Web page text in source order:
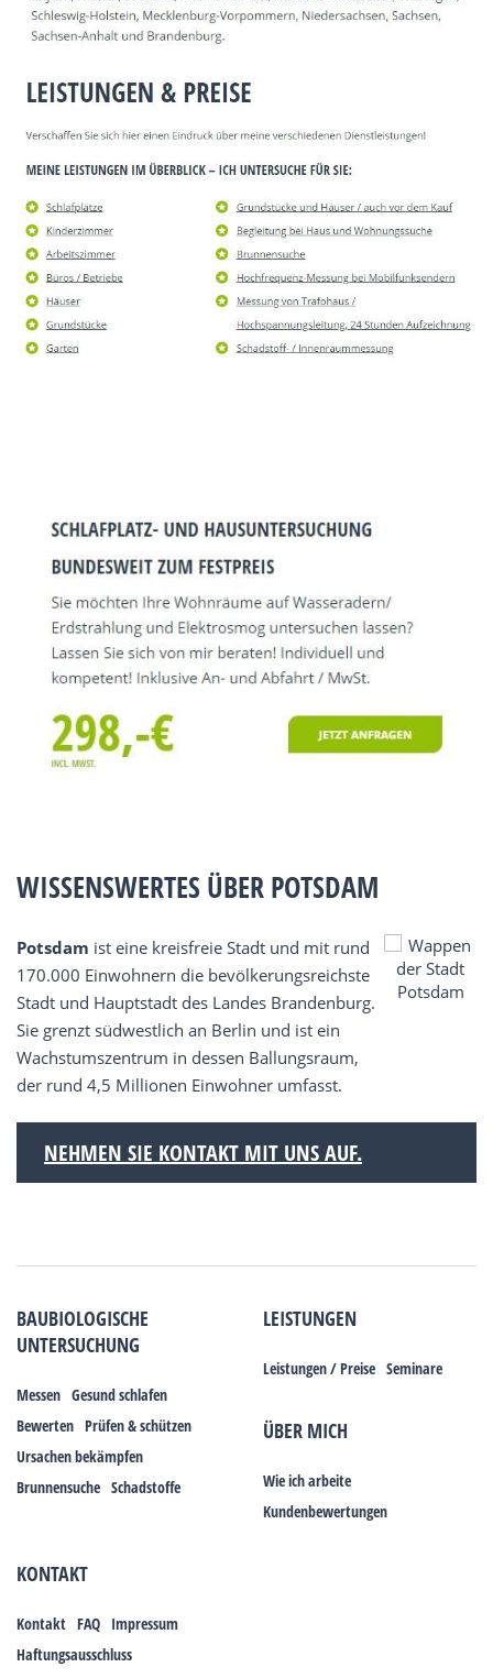
WISSENSWERTES ÜBER POTSDAM
Potsdam ist eine kreisfreie Stadt und mit rund
170.000 Einwohnern die bevölkerungsreichste
Stadt und Hauptstadt des Landes Brandenburg.
Sie grenzt südwestlich an Berlin und ist ein
Wachstumszentrum in dessen Ballungsraum,
der rund 4,5 Millionen Einwohner umfasst.
NEHMEN SIE KONTAKT MIT UNS AUF.
BAUBIOLOGISCHE
UNTERSUCHUNG
Messen Gesund schlafen
Bewerten Prüfen & schützen
Ursachen bekämpfen
Brunnensuche Schadstoffe
LEISTUNGEN
Leistungen / Preise Seminare
ÜBER MICH
Wie ich arbeite
Kundenbewertungen
KONTAKT
Kontakt FAQ Impressum
Haftungsausschluss